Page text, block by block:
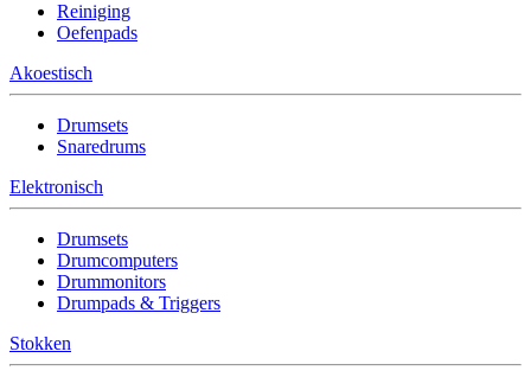
Reiniging
Oefenpads
Akoestisch
Drumsets
Snaredrums
Elektronisch
Drumsets
Drumcomputers
Drummonitors
Drumpads & Triggers
Stokken